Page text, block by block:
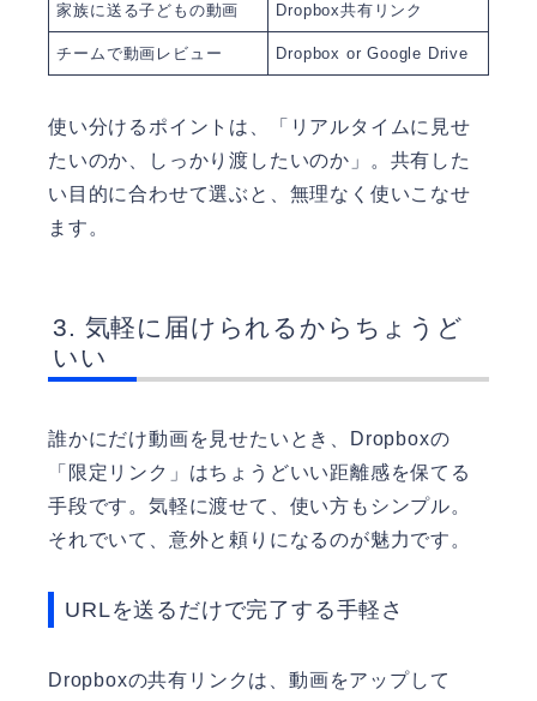
家族に送る子どもの動画 Dropbox共有リンク
チームで動画レビュー Dropbox or Google Drive
使い分けるポイントは、「リアルタイムに見せ
たいのか、しっかり渡したいのか」。共有した
い目的に合わせて選ぶと、無理なく使いこなせ
ます。
気軽に届けられるからちょうど
いい
誰かにだけ動画を見せたいとき、Dropboxの
「限定リンク」はちょうどいい距離感を保てる
手段です。気軽に渡せて、使い方もシンプル。
それでいて、意外と頼りになるのが魅力です。
URLを送るだけで完了する手軽さ
Dropboxの共有リンクは、動画をアップして